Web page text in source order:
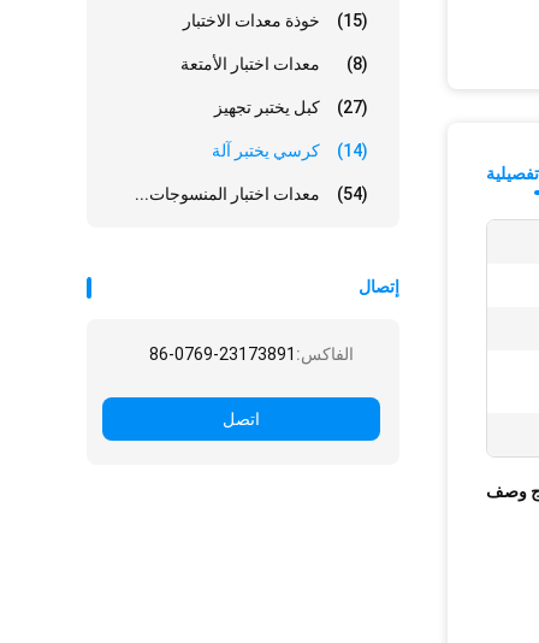
خوذة معدات الاختبار (15)
معدات اختبار الأمتعة (8)
كبل يختبر تجهيز (27)
كرسي يختبر آلة (14)
معدات اختبار المنسوجات... (54)
إتصال
الفاكس: 86-0769-23173891
اتصل
وصف